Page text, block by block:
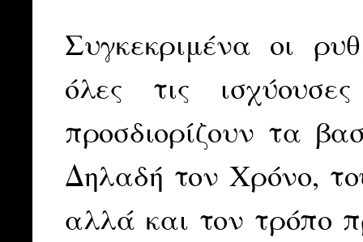
Συγκεκριμένα οι
όλες τις
προσδιορίζουν τα
Δηλαδή τον Χρόνο,
αλλά και τον τρόπο